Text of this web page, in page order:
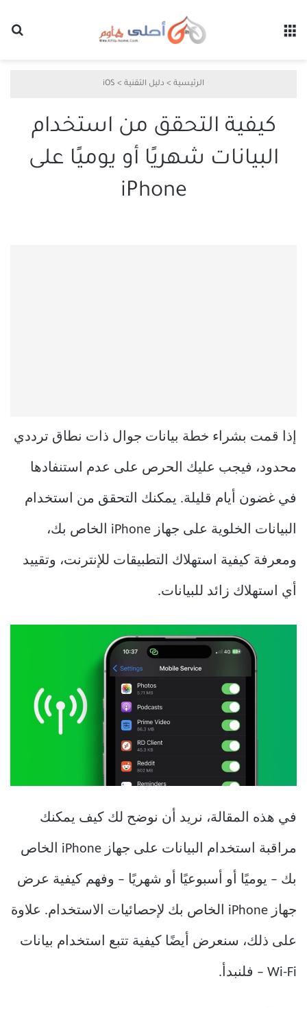
الرئيسية > دليل التقنية >
iOS
كيفية التحقق من استخدام
البيانات شهريًا أو يوميًا على
iPhone
إذا قمت بشراء خطة بيانات جوال ذات نطاق ترددي
محدود، فيجب عليك الحرص على عدم استنفادها
في غضون أيام قليلة. يمكنك التحقق من استخدام
البيانات الخلوية على جهاز iPhone الخاص بك،
ومعرفة كيفية استهلاك التطبيقات للإنترنت، وتقييد
أي استهلاك زائد للبيانات.
في هذه المقالة، نريد أن نوضح لك كيف يمكنك
مراقبة استخدام البيانات على جهاز iPhone الخاص
بك – يوميًا أو أسبوعيًا أو شهريًا – وفهم كيفية عرض
جهاز iPhone الخاص بك لإحصائيات الاستخدام. علاوة
على ذلك، سنعرض أيضًا كيفية تتبع استخدام بيانات
Wi-Fi – فلنبدأ.